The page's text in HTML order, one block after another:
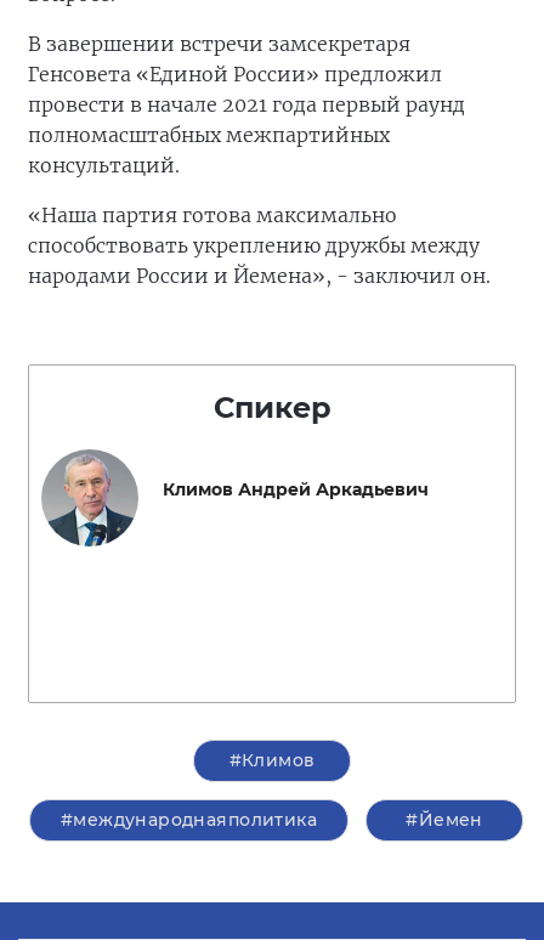
В завершении встречи замсекретаря
Генсовета «Единой России» предложил
провести в начале 2021 года первый раунд
полномасштабных межпартийных
консультаций.
«Наша партия готова максимально
способствовать укреплению дружбы между
народами России и Йемена», - заключил он.
Спикер
Климов Андрей Аркадьевич
#Климов
#международнаяполитика #Йемен